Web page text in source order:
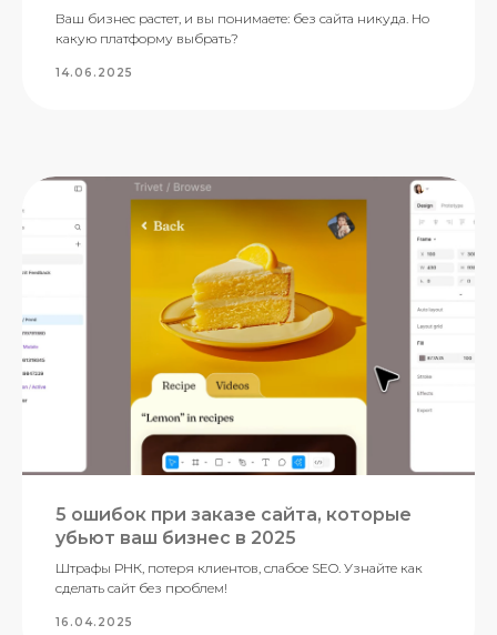
Ваш бизнес растет, и вы понимаете: без сайта никуда. Но
какую платформу выбрать?
14.06.2025
5 ошибок при заказе сайта, которые
убьют ваш бизнес в 2025
Штрафы РНК, потеря клиентов, слабое SEO. Узнайте как
сделать сайт без проблем!
16.04.2025